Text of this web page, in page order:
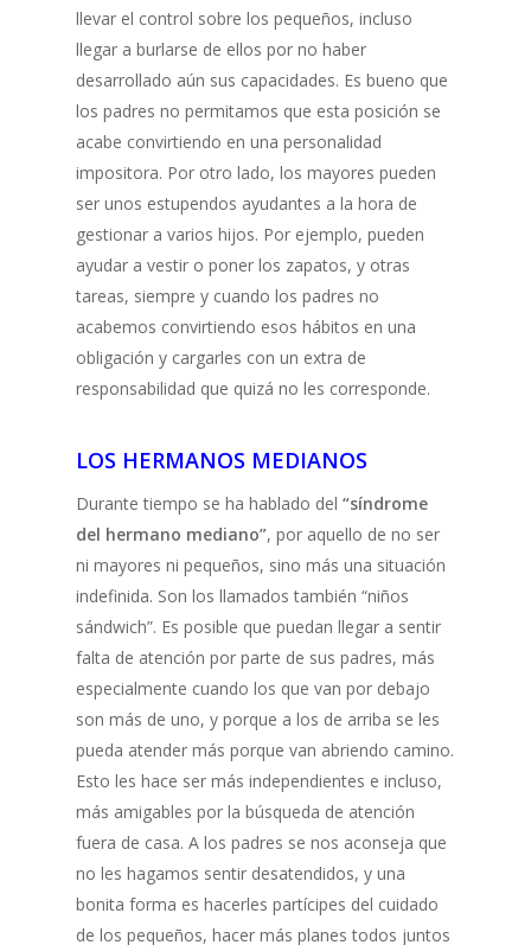
llevar el control sobre los pequeños, incluso
llegar a burlarse de ellos por no haber
desarrollado aún sus capacidades. Es bueno que
los padres no permitamos que esta posición se
acabe convirtiendo en una personalidad
impositora. Por otro lado, los mayores pueden
ser unos estupendos ayudantes a la hora de
gestionar a varios hijos. Por ejemplo, pueden
ayudar a vestir o poner los zapatos, y otras
tareas, siempre y cuando los padres no
acabemos convirtiendo esos hábitos en una
obligación y cargarles con un extra de
responsabilidad que quizá no les corresponde.
LOS HERMANOS MEDIANOS
Durante tiempo se ha hablado del “síndrome
del hermano mediano”, por aquello de no ser
ni mayores ni pequeños, sino más una situación
indefinida. Son los llamados también “niños
sándwich”. Es posible que puedan llegar a sentir
falta de atención por parte de sus padres, más
especialmente cuando los que van por debajo
son más de uno, y porque a los de arriba se les
pueda atender más porque van abriendo camino.
Esto les hace ser más independientes e incluso,
más amigables por la búsqueda de atención
fuera de casa. A los padres se nos aconseja que
no les hagamos sentir desatendidos, y una
bonita forma es hacerles partícipes del cuidado
de los pequeños, hacer más planes todos juntos